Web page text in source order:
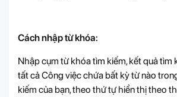
Cách nhập từ khóa:
Nhập cụm từ khóa tìm kiếm, kết quả tìm
tất cả Công việc chứa bất kỳ từ nào
kiếm của bạn, theo thứ tự hiển thị theo